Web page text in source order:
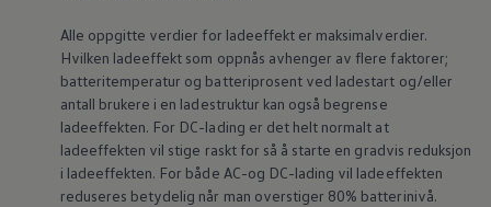
Alle oppgitte verdier for ladeeffekt er maksimalverdier.
Hvilken ladeeffekt som oppnås avhenger av flere faktorer;
batteritemperatur og batteriprosent ved ladestart og/eller
antall brukere i en ladestruktur kan også begrense
ladeeffekten. For DC-lading er det helt normalt at
ladeeffekten vil stige raskt for så å starte en gradvis reduksjon
i ladeeffekten. For både AC-og DC-lading vil ladeeffekten
reduseres betydelig når man overstiger 80% batterinivå.